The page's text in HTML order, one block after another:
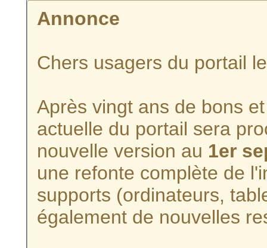
Annonce
Chers usagers du portail
Après vingt ans de bons
actuelle du portail sera
nouvelle version au 1er
une refonte complète de
supports (ordinateurs,
également de nouvelles